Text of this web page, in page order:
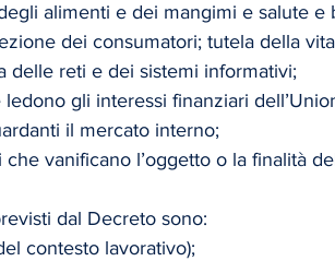
alimenti e dei mangimi e salute e
dei consumatori; tutela della
delle reti e dei sistemi informativi;
gli interessi finanziari
il mercato interno;
vanificano l’oggetto o la finalità
dal Decreto sono:
contesto lavorativo);